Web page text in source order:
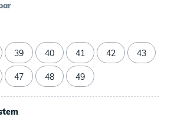
39 40 41 42 43
47 48 49